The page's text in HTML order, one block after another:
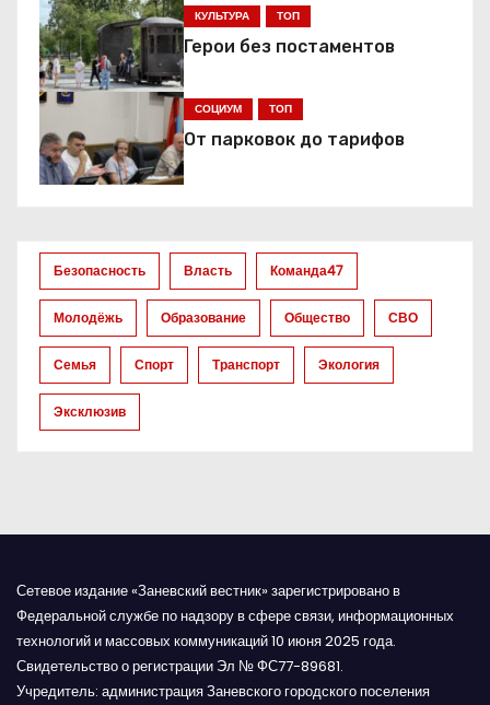
ц
и
я
п
з
а
п
и
с
м
КУЛЬТУРА ТОП
Герои без постаментов
СОЦИУМ ТОП
От парковок до тарифов
Безопасность Власть Команда47
Молодёжь Образование Общество СВО
Семья Спорт Транспорт Экология
Эксклюзив
Сетевое издание «Заневский вестник» зарегистрировано в
Федеральной службе по надзору в сфере связи, информационных
технологий и массовых коммуникаций 10 июня 2025 года.
Свидетельство о регистрации Эл № ФС77-89681.
Учредитель: администрация Заневского городского поселения